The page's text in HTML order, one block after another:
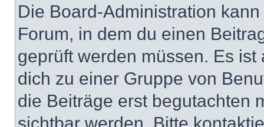
Die Board-Administration
Forum, in dem du einen
geprüft werden müssen. Es
dich zu einer Gruppe von
die Beiträge erst begutachten